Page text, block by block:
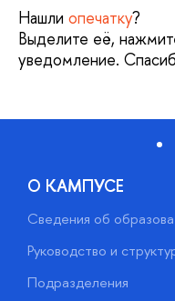
Нашли опечатку?
Выделите её,
уведомление.
О КАМПУСЕ
Сведения об
Руководство и
Подразделения